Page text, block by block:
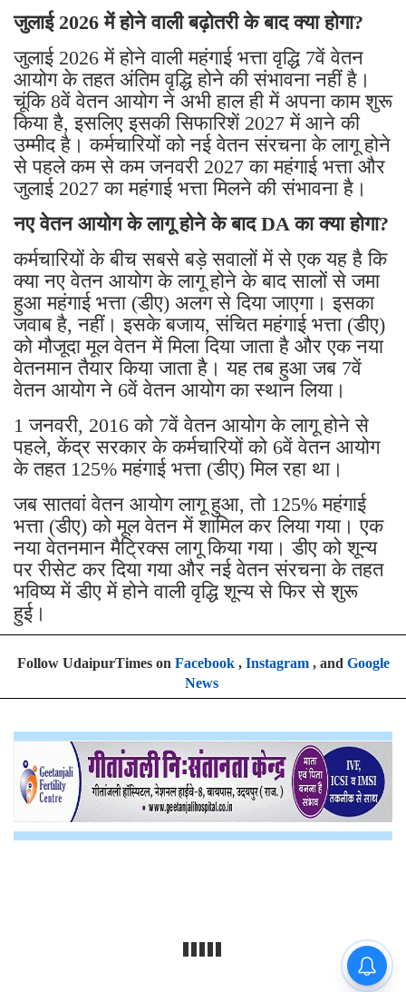
जुलाई 2026 में होने वाली बढ़ोतरी के बाद क्या होगा?
जुलाई 2026 में होने वाली महंगाई भत्ता वृद्धि 7वें वेतन
आयोग के तहत अंतिम वृद्धि होने की संभावना नहीं है।
चूंकि 8वें वेतन आयोग ने अभी हाल ही में अपना काम शुरू
किया है, इसलिए इसकी सिफारिशें 2027 में आने की
उम्मीद है। कर्मचारियों को नई वेतन संरचना के लागू होने
से पहले कम से कम जनवरी 2027 का महंगाई भत्ता और
जुलाई 2027 का महंगाई भत्ता मिलने की संभावना है।
नए वेतन आयोग के लागू होने के बाद DA का क्या होगा?
कर्मचारियों के बीच सबसे बड़े सवालों में से एक यह है कि
क्या नए वेतन आयोग के लागू होने के बाद सालों से जमा
हुआ महंगाई भत्ता (डीए) अलग से दिया जाएगा। इसका
जवाब है, नहीं। इसके बजाय, संचित महंगाई भत्ता (डीए)
को मौजूदा मूल वेतन में मिला दिया जाता है और एक नया
वेतनमान तैयार किया जाता है। यह तब हुआ जब 7वें
वेतन आयोग ने 6वें वेतन आयोग का स्थान लिया।
1 जनवरी, 2016 को 7वें वेतन आयोग के लागू होने से
पहले, केंद्र सरकार के कर्मचारियों को 6वें वेतन आयोग
के तहत 125% महंगाई भत्ता (डीए) मिल रहा था।
जब सातवां वेतन आयोग लागू हुआ, तो 125% महंगाई
भत्ता (डीए) को मूल वेतन में शामिल कर लिया गया। एक
नया वेतनमान मैट्रिक्स लागू किया गया। डीए को शून्य
पर रीसेट कर दिया गया और नई वेतन संरचना के तहत
भविष्य में डीए में होने वाली वृद्धि शून्य से फिर से शुरू
हुई।
Follow UdaipurTimes on Facebook, Instagram, and Google
News